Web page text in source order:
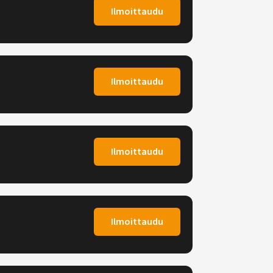
Ilmoittaudu
Ilmoittaudu
Ilmoittaudu
Ilmoittaudu